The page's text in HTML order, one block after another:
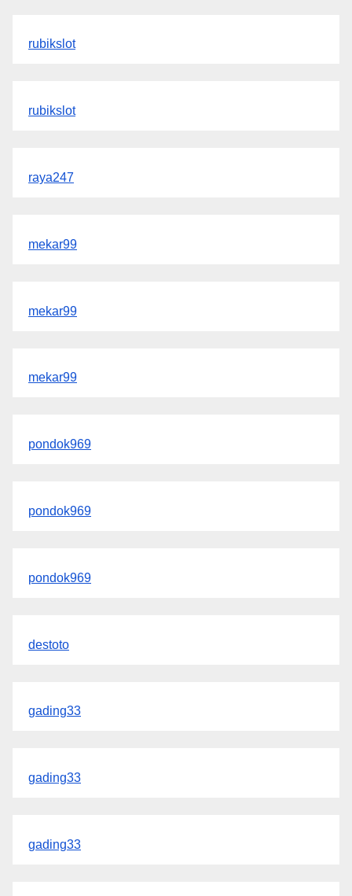
rubikslot
rubikslot
raya247
mekar99
mekar99
mekar99
pondok969
pondok969
pondok969
destoto
gading33
gading33
gading33